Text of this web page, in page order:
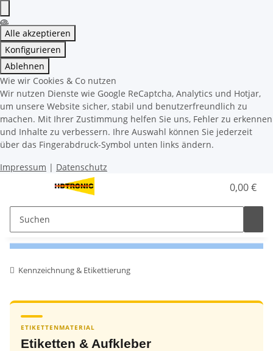
Alle akzeptieren
Konfigurieren
Ablehnen
Wie wir Cookies & Co nutzen
Wir nutzen Dienste wie Google ReCaptcha, Analytics und Hotjar,
um unsere Website sicher, stabil und benutzerfreundlich zu
machen. Mit Ihrer Zustimmung helfen Sie uns, Fehler zu erkennen
und Inhalte zu verbessern. Ihre Auswahl können Sie jederzeit
über das Fingerabdruck-Symbol unten links ändern.
Impressum | Datenschutz
0,00 €
Kennzeichnung & Etikettierung
ETIKETTENMATERIAL
Etiketten & Aufkleber